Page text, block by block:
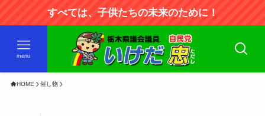
すべては、子供たちの未来のために！
menu
HOME 催し物